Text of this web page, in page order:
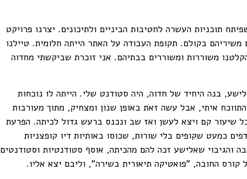
אתר אינטרנט שפיתח תוכניות העשרה לחטיבות הביניים ולתיכונים. יצרנו פרויקט
בקולם. תקופת העבודה על האתר הייתה חלומית. טיילנו
משוררות ומשוררים בבתיהם. אני זוכרת שביקשתי מחדוה
בנה היחיד של חדוה, היה סטודנט שלי. הייתה לו נוכחות
איתי, אבל עשה זאת באופן שנון ומצחיק, מתוך מעורבות
שיעור קם ויצא לעשן ואז שב ונכנס ברעש גדול לכיתה. הפרעת
כמעט שקופים בלי שורות, שכוסו באותיות דיו קופצניות
והגיבוי שאלישע זכה להם מהכיתה, אוסף סטודנטיות וסטודנטים
החובה, "פואטיקה תיאורית בשירה", וליבם יצא אליו.